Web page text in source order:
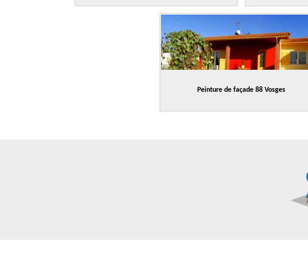
Peinture de façade 88 Vosges